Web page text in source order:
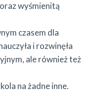
wyśmienitą
czasem dla
i rozwinęła
ale również też
na żadne inne.